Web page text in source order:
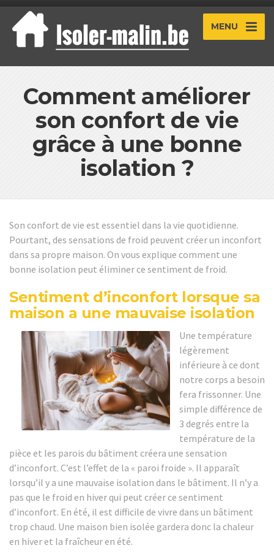
MENU
Comment améliorer
son confort de vie
grâce à une bonne
isolation ?
Son confort de vie est essentiel dans la vie quotidienne.
Pourtant, des sensations de froid peuvent créer un inconfort
dans sa propre maison. On vous explique comment une
bonne isolation peut éliminer ce sentiment de froid.
Sentiment d’inconfort lorsque sa
maison a une mauvaise isolation
Une température
légèrement
inférieure à ce dont
notre corps a besoin
fera frissonner. Une
simple différence de
3 degrés entre la
température de la
pièce et les parois du bâtiment créera une sensation
d’inconfort. C’est l’effet de la « paroi froide ». Il apparaît
lorsqu’il y a une mauvaise isolation dans le bâtiment. Il n’y a
pas que le froid en hiver qui peut créer ce sentiment
d’inconfort. En été, il est difficile de vivre dans un bâtiment
trop chaud. Une maison bien isolée gardera donc la chaleur
en hiver et la fraîcheur en été.